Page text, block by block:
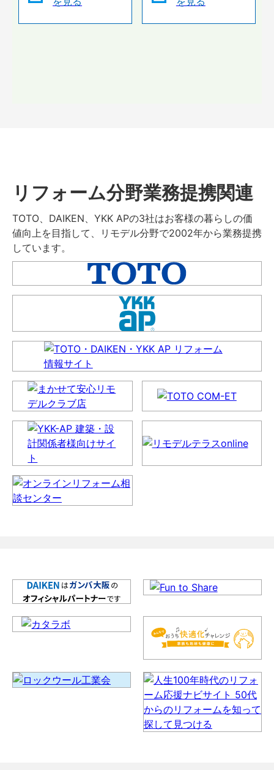
リフォーム分野業務提携関連
TOTO、DAIKEN、YKK APの3社はお客様の暮らしの価
値向上を目指して、リモデル分野で2002年から業務提携
しています。